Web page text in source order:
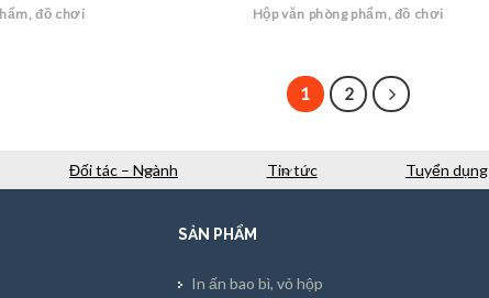
đồ chơi Hộp văn phòng phẩm, đồ chơi
1 2
Đối tác – Ngành Tin tức Tuyển dụng
SẢN PHẨM
In ấn bao bì, vỏ hộp